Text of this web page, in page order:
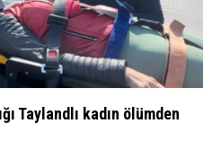
Taylandlı kadın ölümden